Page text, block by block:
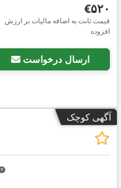
‎€۵۲۰
قیمت ثابت به اضافه مالیات بر ارزش
افزوده
ارسال درخواست
آگهی کوچک